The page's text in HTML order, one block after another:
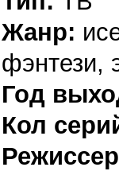
Жанр:
фэнтези,
Год
Кол